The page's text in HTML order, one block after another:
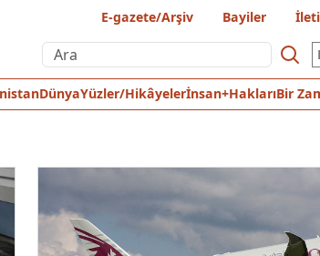
E-gazete/Arşiv Bayiler
DünyaYüzler/Hikâyelerİnsan+HaklarıBir